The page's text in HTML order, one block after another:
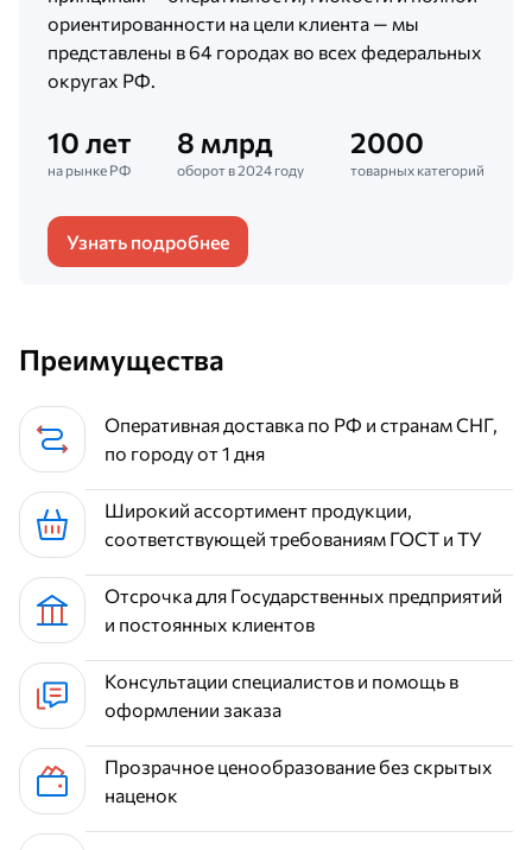
ориентированности на цели клиента — мы
представлены в 64 городах во всех федеральных
округах РФ.
10 лет
на рынке РФ
8 млрд
оборот в 2024 году
2000
товарных категорий
Узнать подробнее
Преимущества
Оперативная доставка по РФ и странам СНГ,
по городу от 1 дня
Широкий ассортимент продукции,
соответствующей требованиям ГОСТ и ТУ
Отсрочка для Государственных предприятий
и постоянных клиентов
Консультации специалистов и помощь в
оформлении заказа
Прозрачное ценообразование без скрытых
наценок